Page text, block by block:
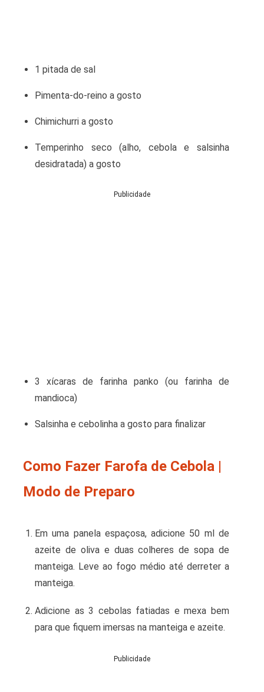
1 pitada de sal
Pimenta-do-reino a gosto
Chimichurri a gosto
Temperinho seco (alho, cebola e salsinha
desidratada) a gosto
Publicidade
3 xícaras de farinha panko (ou farinha de
mandioca)
Salsinha e cebolinha a gosto para finalizar
Como Fazer Farofa de Cebola |
Modo de Preparo
Em uma panela espaçosa, adicione 50 ml de
azeite de oliva e duas colheres de sopa de
manteiga. Leve ao fogo médio até derreter a
manteiga.
Adicione as 3 cebolas fatiadas e mexa bem
para que fiquem imersas na manteiga e azeite.
Publicidade